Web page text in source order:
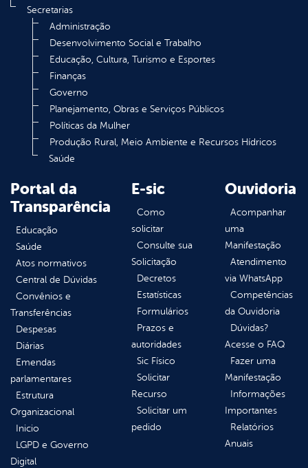
Secretarias
Administração
Desenvolvimento Social e Trabalho
Educação, Cultura, Turismo e Esportes
Finanças
Governo
Planejamento, Obras e Serviços Públicos
Políticas da Mulher
Produção Rural, Meio Ambiente e Recursos Hídricos
Saúde
Portal da
Transparência
Educação
Saúde
Atos normativos
Central de Dúvidas
Convênios e
Transferências
Despesas
Diárias
Emendas
parlamentares
Estrutura
Organizacional
Inicio
LGPD e Governo
Digital
E-sic
Como
solicitar
Consulte sua
Solicitação
Decretos
Estatísticas
Formulários
Prazos e
autoridades
Sic Físico
Solicitar
Recurso
Solicitar um
pedido
Ouvidoria
Acompanhar
uma
Manifestação
Atendimento
via WhatsApp
Competências
da Ouvidoria
Dúvidas?
Acesse o FAQ
Fazer uma
Manifestação
Informações
Importantes
Relatórios
Anuais